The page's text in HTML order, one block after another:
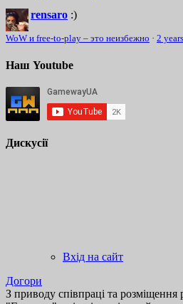
rensaro :)
WoW и free-to-play – это неизбежно · 2
Наш Youtube
Дискусії
Вхід на сайт
Догори
З приводу співпраці та